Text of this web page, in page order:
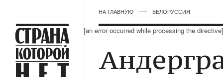
НА ГЛАВНУЮ БЕЛОРУССИЯ
[an error occurred while processing the directive]